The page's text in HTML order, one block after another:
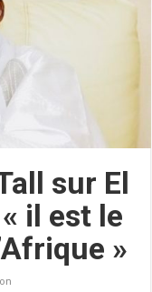
sur El
il est le
»